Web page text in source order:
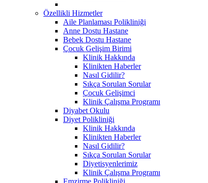
Özellikli Hizmetler
Aile Planlaması Polikliniği
Anne Dostu Hastane
Bebek Dostu Hastane
Çocuk Gelişim Birimi
Klinik Hakkında
Klinikten Haberler
Nasıl Gidilir?
Sıkça Sorulan Sorular
Çocuk Gelişimci
Klinik Çalışma Programı
Diyabet Okulu
Diyet Polikliniği
Klinik Hakkında
Klinikten Haberler
Nasıl Gidilir?
Sıkça Sorulan Sorular
Diyetisyenlerimiz
Klinik Çalışma Programı
Emzirme Polikliniği